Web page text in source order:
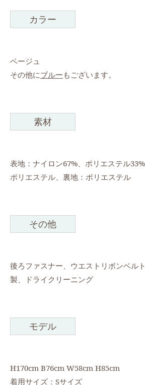
カラー
ベージュ
その他にブルー もございます。
素材
表地：ナイロン67%、ポリエステル
ポリエステル、裏地：ポリエステル
その他
後ろファスナー、ウエストリボンベル
製、ドライクリーニング
モデル
H170cm B76cm W58cm H85cm
着用サイズ：Sサイズ